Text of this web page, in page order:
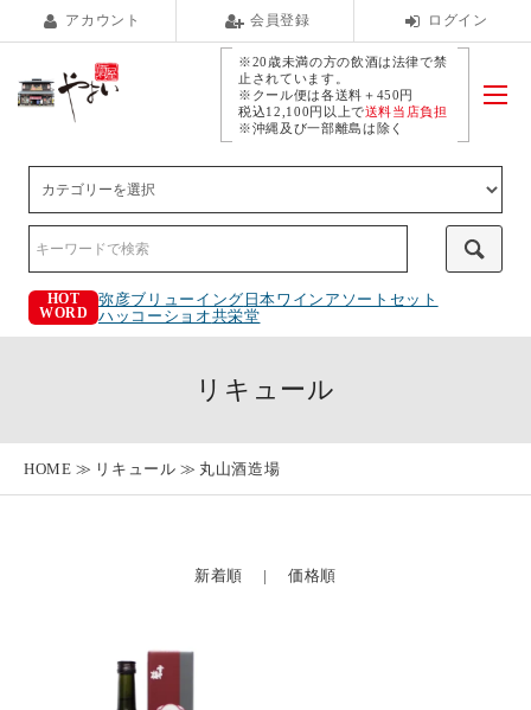
アカウント 会員登録 ログイン
※20歳未満の方の飲酒は法律で禁
止されています。
※クール便は各送料＋450円
税込12,100円以上で送料当店負担
※沖縄及び一部離島は除く
HOT
WORD
弥彦ブリューイング 日本ワインアソートセット
ハッコーショオ共栄堂
リキュール
HOME リキュール 丸山酒造場
新着順 |価格順